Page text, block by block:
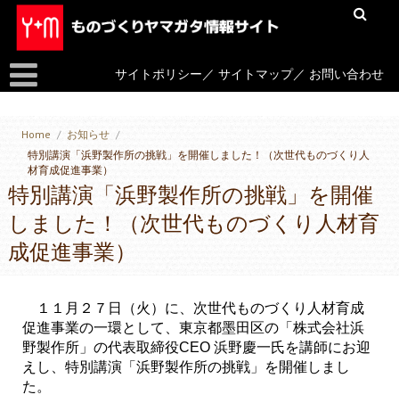
サイトポリシー ／サイトマップ／ お問い合わせ
Home / お知らせ /
特別講演「浜野製作所の挑戦」を開催しました！（次世代ものづくり人
材育成促進事業）
特別講演「浜野製作所の挑戦」を開催
しました！（次世代ものづくり人材育
成促進事業）
１１月２７日（火）に、次世代ものづくり人材育成
促進事業の一環として、 東京都墨田区の「株式会社浜
野製作所」の代表取締役CEO 浜野慶一氏を講師にお迎
えし、特別講演「浜野製作所の挑戦」を開催しまし
た。